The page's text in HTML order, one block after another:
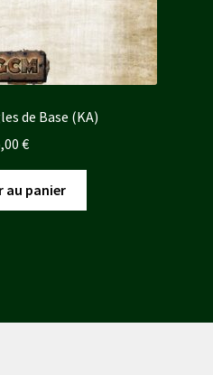
de Base (KA)
€
au panier